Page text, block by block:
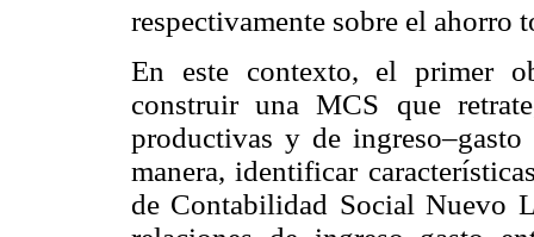
respectivamente sobre el ahorro
En este contexto, el primer
construir una MCS que
productivas y de
manera, identificar
de Contabilidad Social Nuevo